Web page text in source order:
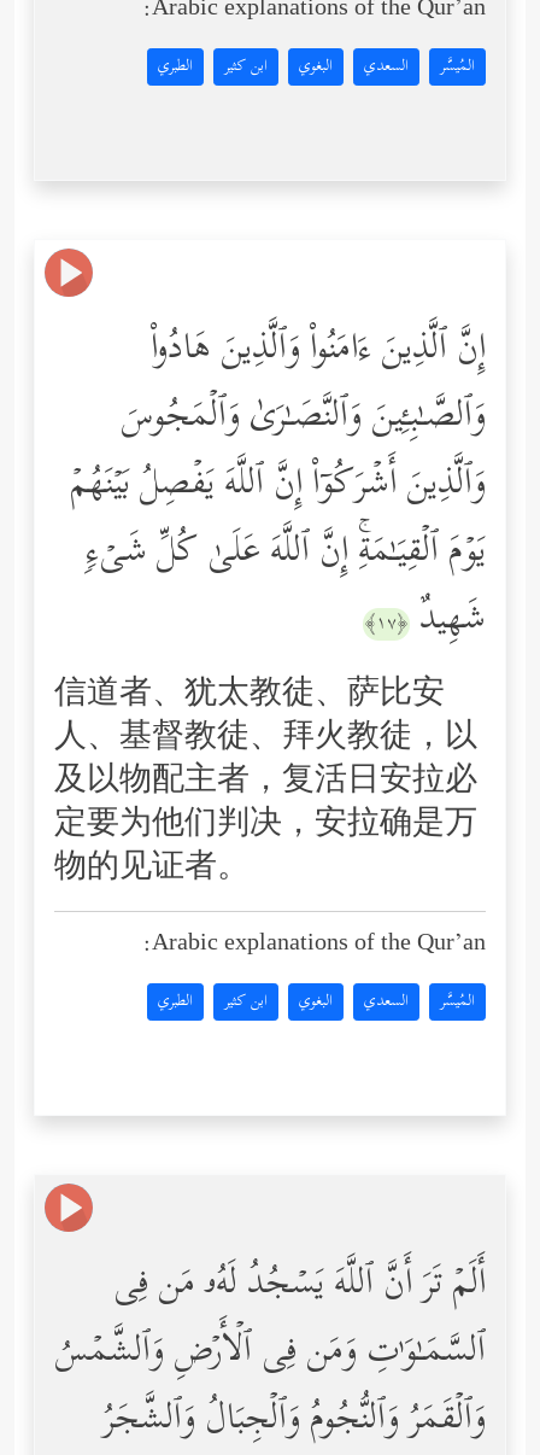
Arabic explanations of the Qur’an:
المُيسَّر السعدي البغوي ابن كثير الطبري
إِنَّ ٱلَّذِینَ ءَامَنُواْ وَٱلَّذِینَ هَادُواْ
وَٱلصَّـٰبِـِٔینَ وَٱلنَّصَـٰرَىٰ وَٱلۡمَجُوسَ
وَٱلَّذِینَ أَشۡرَكُوۤاْ إِنَّ ٱللَّهَ یَفۡصِلُ بَیۡنَهُمۡ
یَوۡمَ ٱلۡقِیَـٰمَةِۚ إِنَّ ٱللَّهَ عَلَىٰ كُلِّ شَیۡءࣲ
شَهِیدٌ ﴿١٧﴾
信道者、犹太教徒、萨比安
人、基督教徒、拜火教徒，以
及以物配主者，复活日安拉必
定要为他们判决，安拉确是万
物的见证者。
Arabic explanations of the Qur’an:
المُيسَّر السعدي البغوي ابن كثير الطبري
أَلَمۡ تَرَ أَنَّ ٱللَّهَ یَسۡجُدُ لَهُۥ مَن فِی
ٱلسَّمَـٰوَ ٰ⁠تِ وَمَن فِی ٱلۡأَرۡضِ وَٱلشَّمۡسُ
وَٱلۡقَمَرُ وَٱلنُّجُومُ وَٱلۡجِبَالُ وَٱلشَّجَرُ